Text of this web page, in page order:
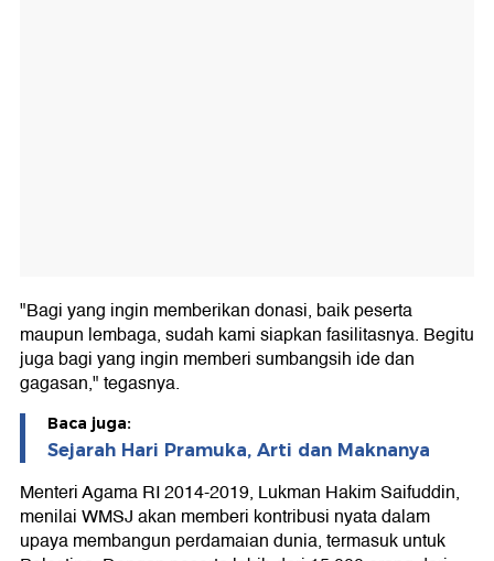
"Bagi yang ingin memberikan donasi, baik peserta
maupun lembaga, sudah kami siapkan fasilitasnya. Begitu
juga bagi yang ingin memberi sumbangsih ide dan
gagasan," tegasnya.
Baca juga:
Sejarah Hari Pramuka, Arti dan Maknanya
Menteri Agama RI 2014-2019, Lukman Hakim Saifuddin,
menilai WMSJ akan memberi kontribusi nyata dalam
upaya membangun perdamaian dunia, termasuk untuk